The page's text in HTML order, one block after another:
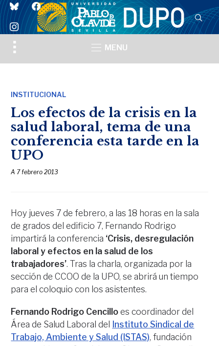
blueskyfacebook
instagram
Toggle
sidebar
MENU
INSTITUCIONAL
Los efectos de la crisis en la
salud laboral, tema de una
conferencia esta tarde en la
UPO
A 7 febrero 2013
Hoy jueves 7 de febrero, a las 18 horas en la sala
de grados del edificio 7, Fernando Rodrigo
impartirá la conferencia ‘Crisis, desregulación
laboral y efectos en la salud de los
trabajadores’. Tras la charla, organizada por la
sección de CCOO de la UPO, se abrirá un tiempo
para el coloquio con los asistentes.
Fernando Rodrigo Cencilloes coordinador del
Área de Salud Laboral del
Instituto Sindical de
Trabajo, Ambiente y Salud (ISTAS), fundación